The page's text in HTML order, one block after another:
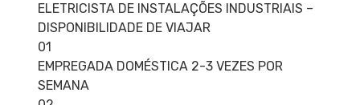
ELETRICISTA DE INSTALAÇÕES INDUSTRIAIS –
DISPONIBILIDADE DE VIAJAR
01
EMPREGADA DOMÉSTICA 2-3 VEZES POR
SEMANA